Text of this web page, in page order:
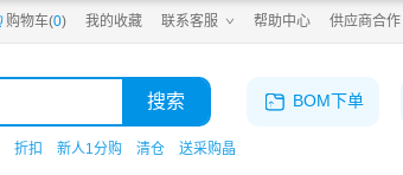
购物车(0) 我的收藏 联系客服 帮助中心 供应商合作
搜索
折扣 新人1分购 清仓 送采购晶
BOM下单